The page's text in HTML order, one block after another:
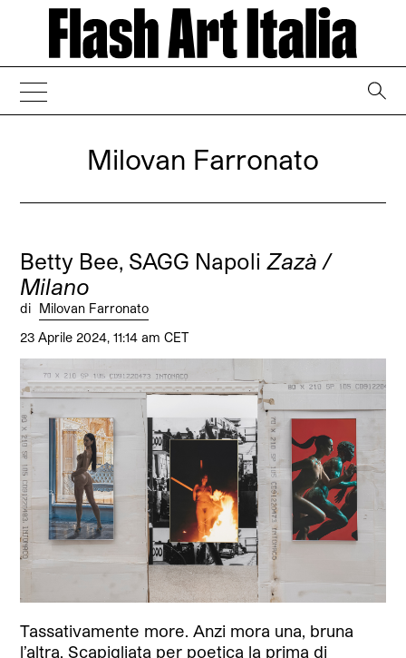
Milovan Farronato
Betty Bee, SAGG NapoliZazà /
Milano
di Milovan Farronato
23 Aprile 2024, 11:14 am CET
Tassativamente more. Anzi mora una, bruna
l’altra. Scapigliata per poetica la prima di